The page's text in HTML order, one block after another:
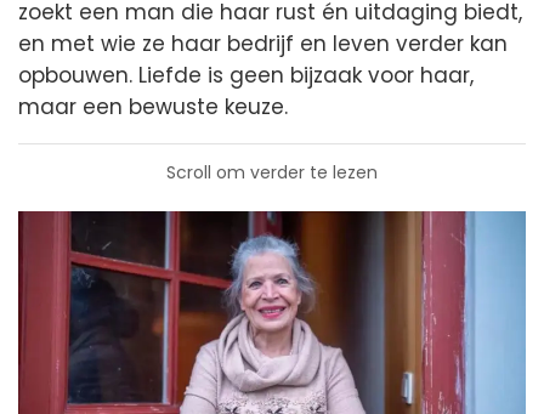
zoekt een man die haar rust én uitdaging biedt,
en met wie ze haar bedrijf en leven verder kan
opbouwen. Liefde is geen bijzaak voor haar,
maar een bewuste keuze.
Scroll om verder te lezen